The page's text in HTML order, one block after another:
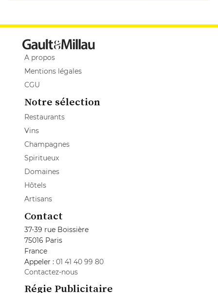
A propos
Mentions légales
CGU
Notre sélection
Restaurants
Vins
Champagnes
Spiritueux
Domaines
Hôtels
Artisans
Contact
37-39 rue Boissière
75016 Paris
France
Appeler : 01 41 40 99 80
Contactez-nous
Régie Publicitaire